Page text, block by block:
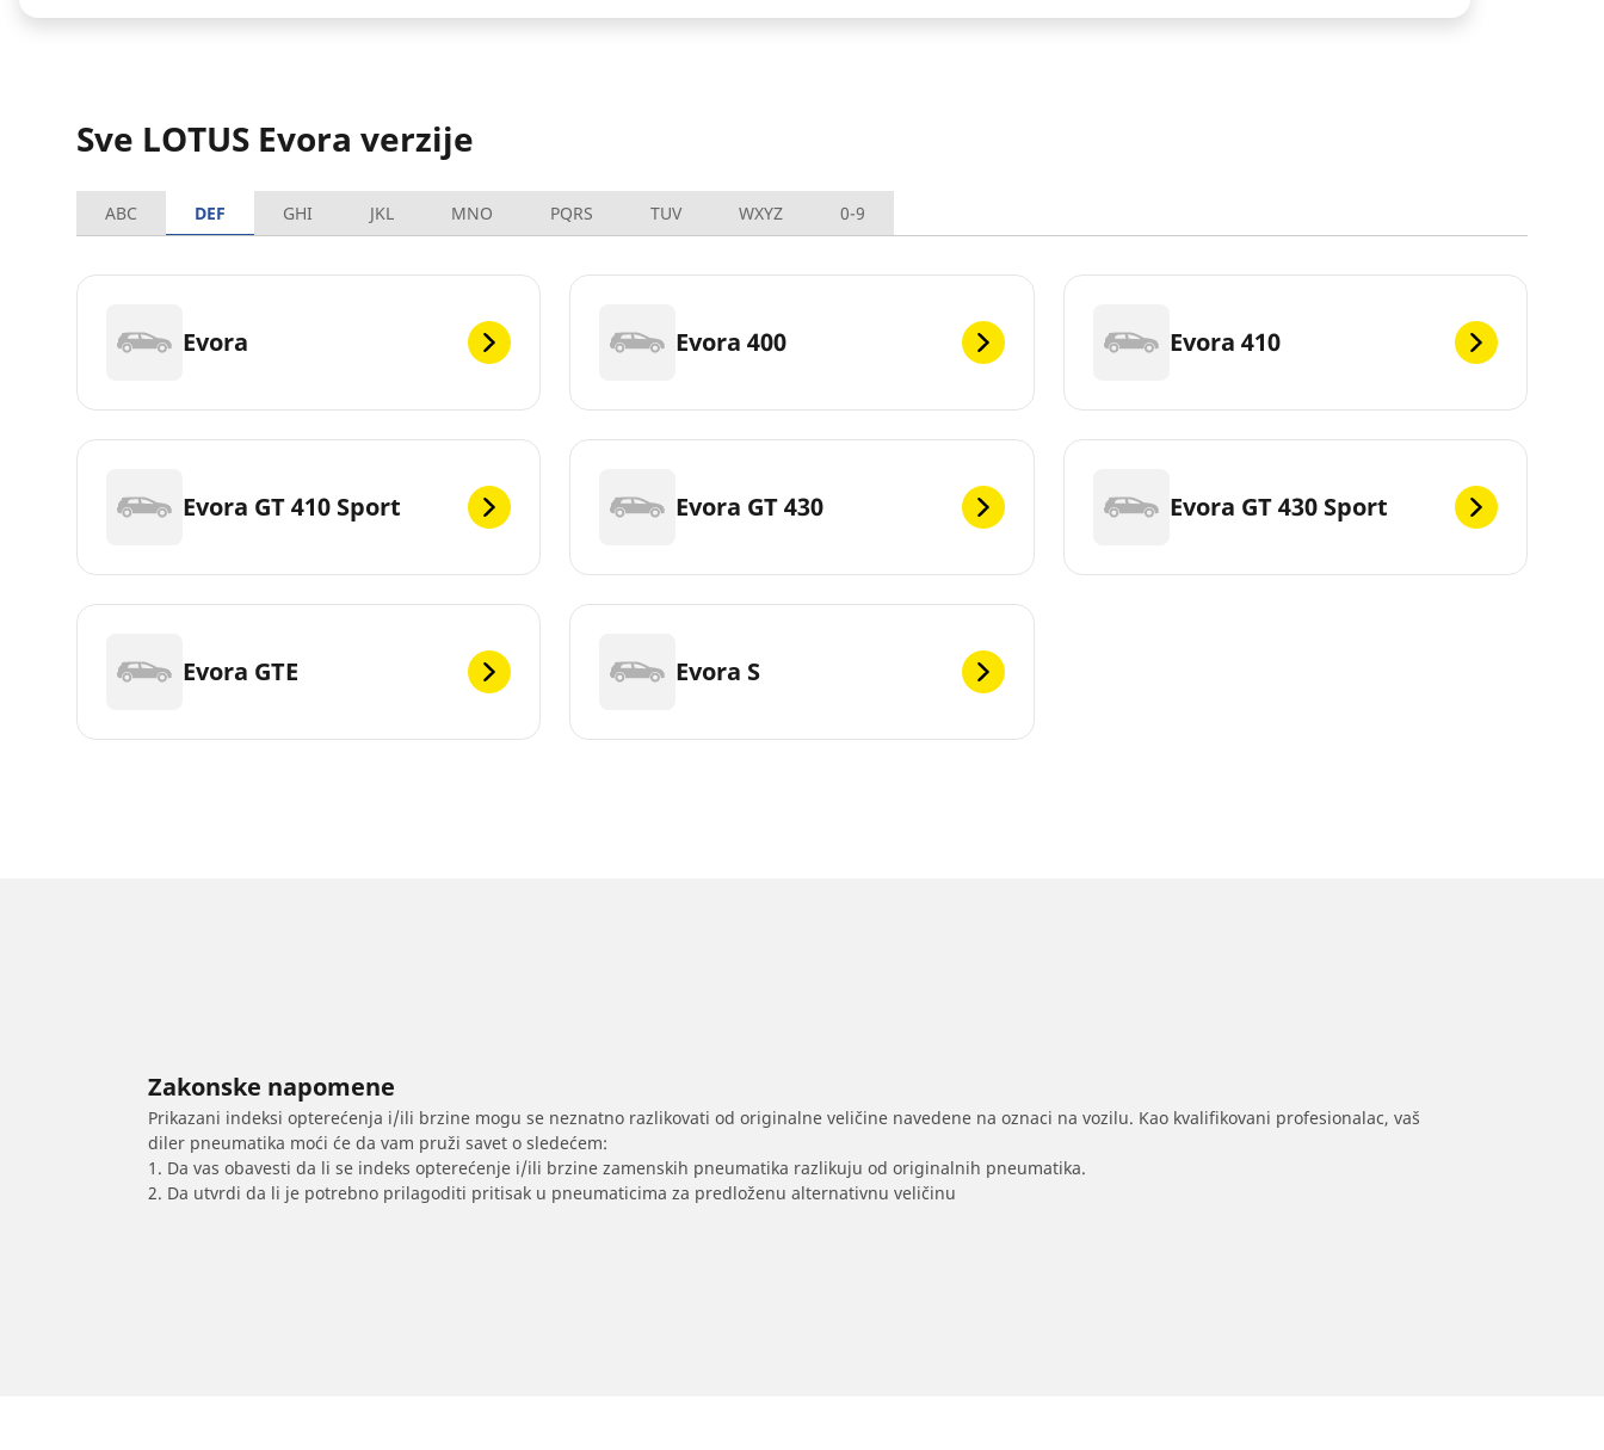
Sve LOTUS Evora verzije
ABC DEF GHI JKL MNO PQRS TUV WXYZ 0-9
Evora Evora 400 Evora 410
Evora GT 410 Sport Evora GT 430 Evora GT 430 Sport
Evora GTE Evora S
Zakonske napomene
Prikazani indeksi opterećenja i/ili brzine mogu se neznatno razlikovati od originalne veličine navedene na oznaci na vozilu. Kao kvalifikovani profesionalac, vaš
diler pneumatika moći će da vam pruži savet o sledećem:
1. Da vas obavesti da li se indeks opterećenje i/ili brzine zamenskih pneumatika razlikuju od originalnih pneumatika.
2. Da utvrdi da li je potrebno prilagoditi pritisak u pneumaticima za predloženu alternativnu veličinu